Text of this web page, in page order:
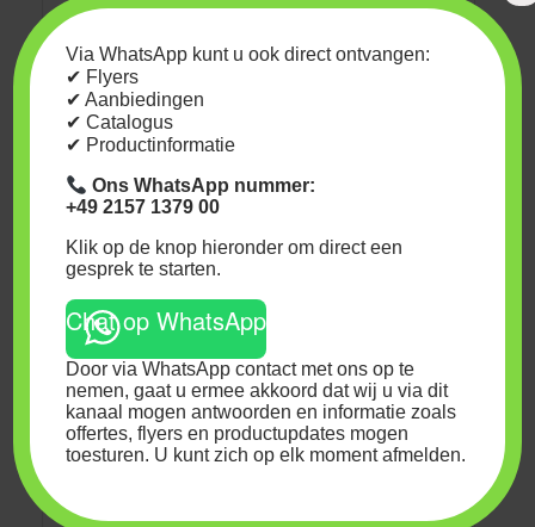
5% Fosfor (P):Bevordert de bloei en
de plant.
3,5% Kalium (K):
weerstand van de plant en draagt bij
aan een gezonde bloei.
Veiligheidsinformatie
H-codes
(Gevarenidentificatie):
H315:
huidirritatie.
H319:Veroorzaakt
ernstige oogirritatie.
H335:Kan irritatie van
de luchtwegen
Via WhatsApp kunt u ook direct ontvangen:
✔ Flyers
✔ Aanbiedingen
✔ Catalogus
✔ Productinformatie
Ons WhatsApp nummer:
+49 2157 1379 00
Klik op de knop hieronder om direct een
gesprek te starten.
Chat op WhatsApp
Door via WhatsApp contact met ons op te
nemen, gaat u ermee akkoord dat wij u via dit
kanaal mogen antwoorden en informatie zoals
offertes, flyers en productupdates mogen
toesturen. U kunt zich op elk moment afmelden.